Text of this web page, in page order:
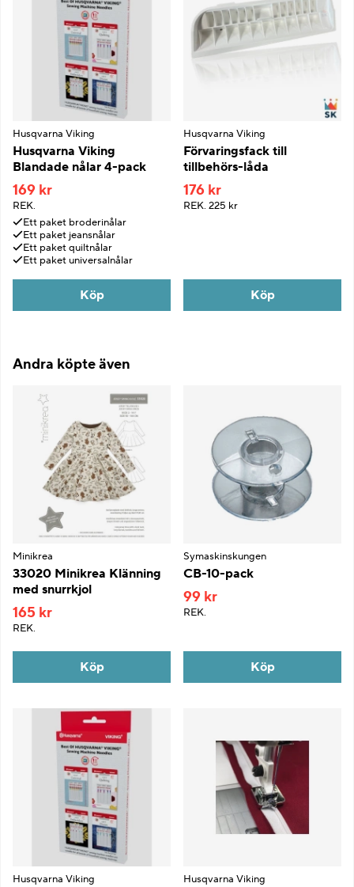
Husqvarna Viking
Husqvarna Viking
Blandade nålar 4-pack
169 kr
REK.
Ett paket broderinålar
Ett paket jeansnålar
Ett paket quiltnålar
Ett paket universalnålar
Köp
Husqvarna Viking
Förvaringsfack till
tillbehörs-låda
176 kr
REK. 225 kr
Köp
Andra köpte även
Minikrea
33020 Minikrea Klänning
med snurrkjol
165 kr
REK.
Köp
Symaskinskungen
CB-10-pack
99 kr
REK.
Köp
Husqvarna Viking Husqvarna Viking